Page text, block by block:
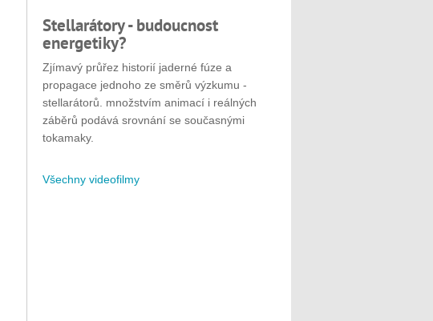
Stellarátory - budoucnost
energetiky?
Zjímavý průřez historií jaderné fúze a
propagace jednoho ze směrů výzkumu -
stellarátorů. množstvím animací i reálných
záběrů podává srovnání se současnými
tokamaky.
Všechny videofilmy